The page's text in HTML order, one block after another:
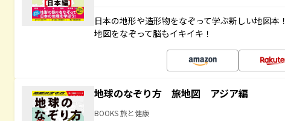
日本の地形や造形物をなぞって学ぶ新しい地図
地図をなぞって脳もイキイキ！
地球のなぞり方 旅地図 アジア編
BOOKS 旅と健康